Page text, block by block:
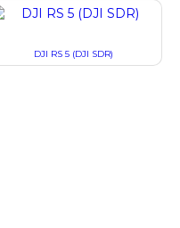
DJI RS 5 (DJI SDR)